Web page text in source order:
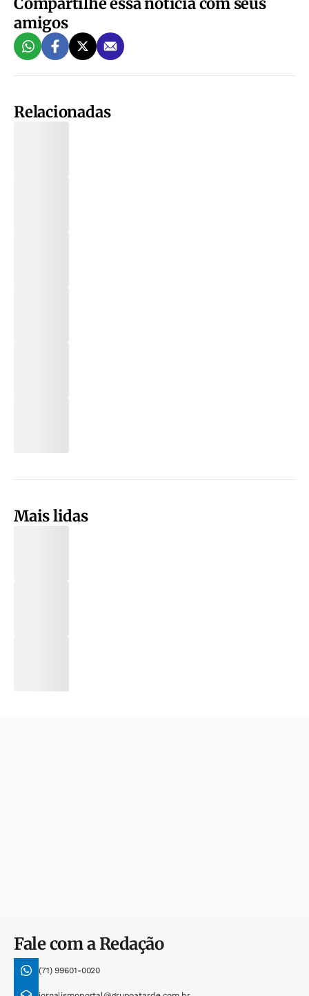
amigos
Relacionadas
Mais lidas
Fale com a Redação
(71) 99601-0020